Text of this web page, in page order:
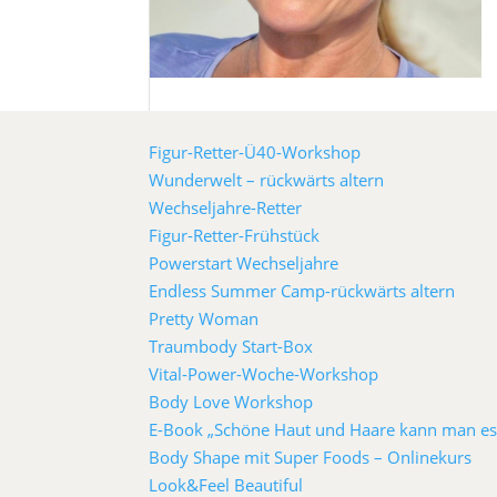
Figur-Retter-Ü40-Workshop
Wunderwelt – rückwärts altern
Wechseljahre-Retter
Figur-Retter-Frühstück
Powerstart Wechseljahre
Endless Summer Camp-rückwärts altern
Pretty Woman
Traumbody Start-Box
Vital-Power-Woche-Workshop
Body Love Workshop
E-Book „Schöne Haut und Haare kann man
Body Shape mit Super Foods – Onlinekurs
Look&Feel Beautiful